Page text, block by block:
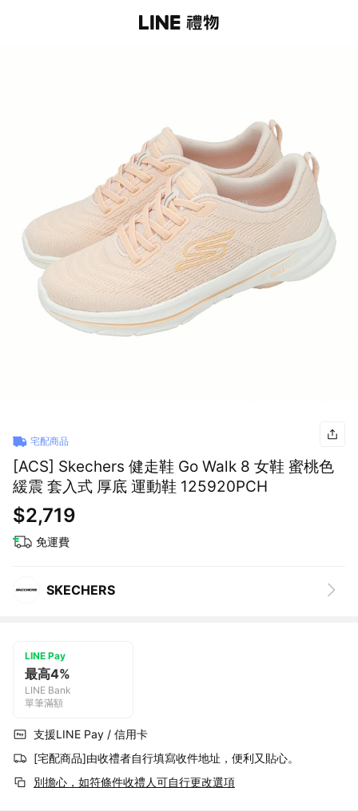
宅配商品
[ACS] Skechers 健走鞋 Go Walk 8 女鞋 蜜桃色
緩震 套入式 厚底 運動鞋 125920PCH
$2,719
免運費
SKECHERS
LINE Pay
最高4%
LINE Bank
單筆滿額
支援LINE Pay / 信用卡
[宅配商品]由收禮者自行填寫收件地址，便利又貼心。
別擔心，如符條件收禮人可自行更改選項